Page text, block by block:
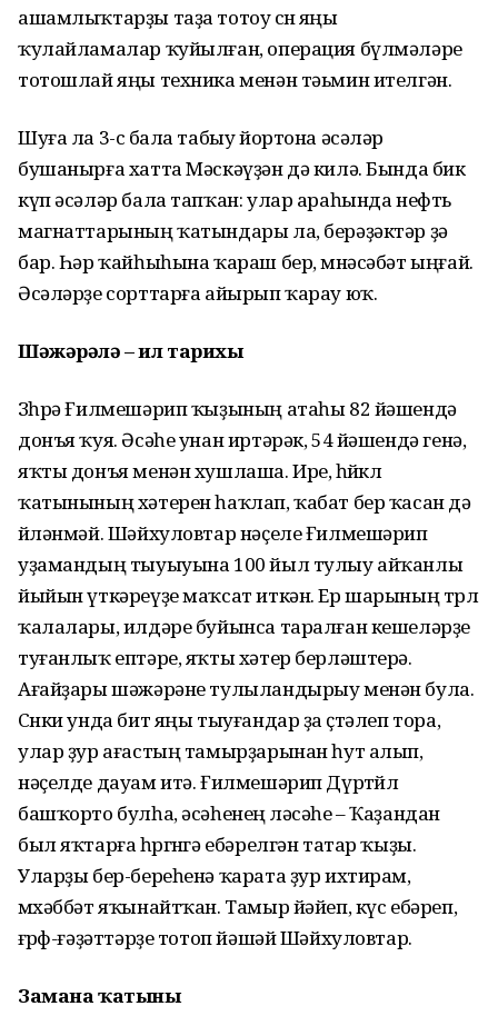
ашамлыҡтарҙы таҙа тотоу өсөн яңы
ҡулайламалар ҡуйылған, операция бүлмәләре
тотошлай яңы техника менән тәьмин ителгән.
Шуға ла 3-cө бала табыу йортона әсәләр
бушанырға хатта Мәскәүҙән дә килә. Бында бик
күп әсәләр бала тапҡан: улар араһында нефть
магнаттарының ҡатындары ла, берәҙәктәр ҙә
бар. Һәр ҡайһыһына ҡараш бер, мөнәсәбәт ыңғай.
Әсәләрҙе сорттарға айырып ҡарау юҡ.
Шәжәрәлә – ил тарихы
Зөһрә Ғилмешәрип ҡыҙының атаһы 82 йәшендә
донъя ҡуя. Әсәһе унан иртәрәк, 54 йәшендә генә,
яҡты донъя менән хушлаша. Ире, һөйөклө
ҡатынының хәтерен һаҡлап, ҡабат бер ҡасан дә
өйләнмәй. Шәйхуловтар нәҫеле Ғилмешәрип
уҙамандың тыуыуына 100 йыл тулыу айҡанлы
йыйын үткәреүҙе маҡсат иткән. Ер шарының төрлө
ҡалалары, илдәре буйынса таралған кешеләрҙе
туғанлыҡ ептәре, яҡты хәтер берләштерә.
Ағайҙары шәжәрәне тулыландырыу менән була.
Сөнки унда бит яңы тыуғандар ҙа өҫтәлеп тора,
улар ҙур ағастың тамырҙарынан һут алып,
нәҫелде дауам итә. Ғилмешәрип Дүртөйлө
башҡорто булһа, әсәһенең өләсәһе – Ҡаҙандан
был яҡтарға һөргөнгә ебәрелгән татар ҡыҙы.
Уларҙы бер-береһенә ҡарата ҙур ихтирам,
мөхәббәт яҡынайтҡан. Тамыр йәйеп, күс ебәреп,
ғөрөф-ғәҙәттәрҙе тотоп йәшәй Шәйхуловтар.
Замана ҡатыны